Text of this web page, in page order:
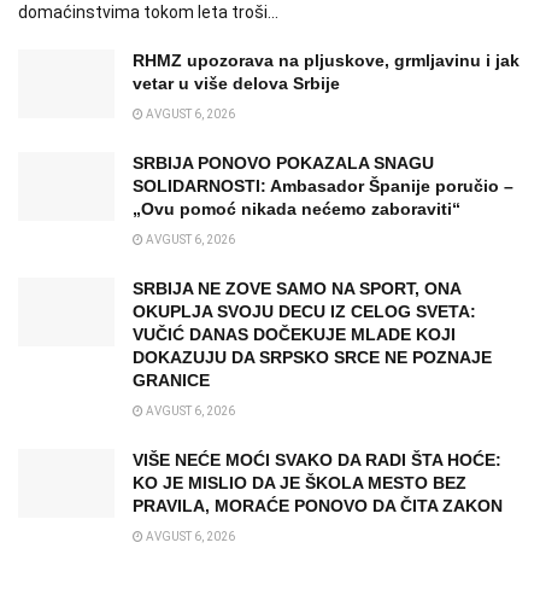
domaćinstvima tokom leta troši...
RHMZ upozorava na pljuskove, grmljavinu i jak
vetar u više delova Srbije
AVGUST 6, 2026
SRBIJA PONOVO POKAZALA SNAGU
SOLIDARNOSTI: Ambasador Španije poručio –
„Ovu pomoć nikada nećemo zaboraviti“
AVGUST 6, 2026
SRBIJA NE ZOVE SAMO NA SPORT, ONA
OKUPLJA SVOJU DECU IZ CELOG SVETA:
VUČIĆ DANAS DOČEKUJE MLADE KOJI
DOKAZUJU DA SRPSKO SRCE NE POZNAJE
GRANICE
AVGUST 6, 2026
VIŠE NEĆE MOĆI SVAKO DA RADI ŠTA HOĆE:
KO JE MISLIO DA JE ŠKOLA MESTO BEZ
PRAVILA, MORAĆE PONOVO DA ČITA ZAKON
AVGUST 6, 2026